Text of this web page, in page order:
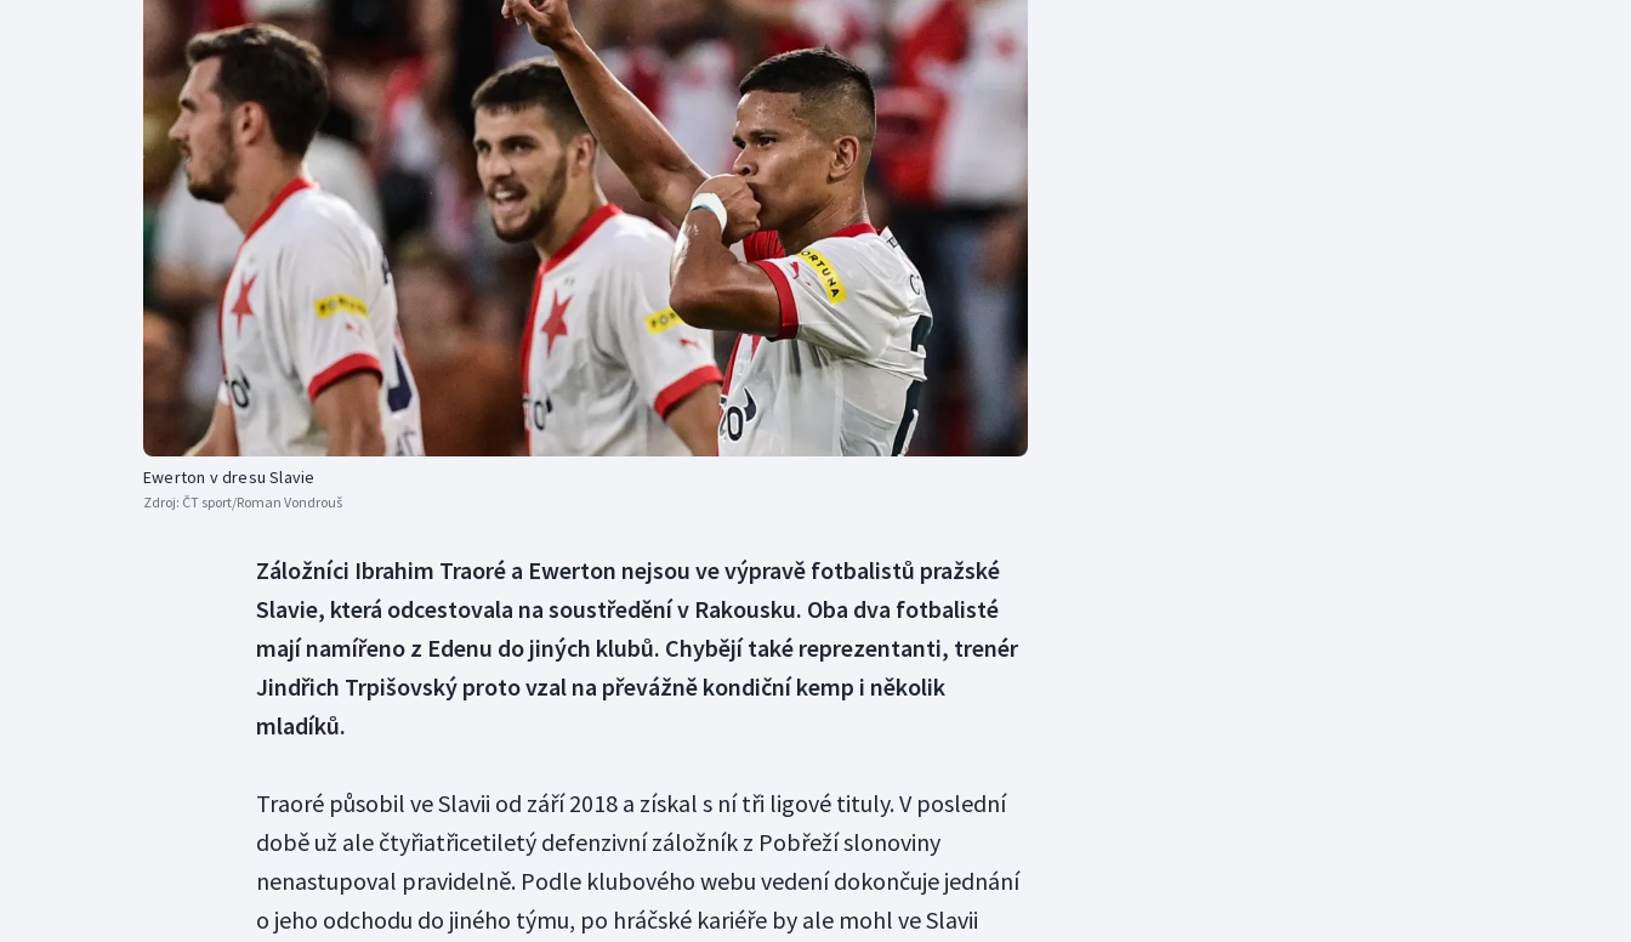
Dostihy
Florbal
Futsal
Golf
Gymnastika
Moderní pětiboj
Motorsport
Olympijské hry
Parasport
Plavání
Plážový volejbal
Triatlon
Veslování
Vodní slalom
Volejbal
Ostatní
Ewerton v dresu Slavie
Zdroj: ČT sport/Roman Vondrouš
Záložníci Ibrahim Traoré a Ewerton nejsou ve výpravě fotbalistů pražské
Slavie, která odcestovala na soustředění v Rakousku. Oba dva fotbalisté
mají namířeno z Edenu do jiných klubů. Chybějí také reprezentanti, trenér
Jindřich Trpišovský proto vzal na převážně kondiční kemp i několik
mladíků.
Traoré působil ve Slavii od září 2018 a získal s ní tři ligové tituly. V poslední
době už ale čtyřiatřicetiletý defenzivní záložník z Pobřeží slonoviny
nenastupoval pravidelně. Podle klubového webu vedení dokončuje jednání
o jeho odchodu do jiného týmu, po hráčské kariéře by ale mohl ve Slavii